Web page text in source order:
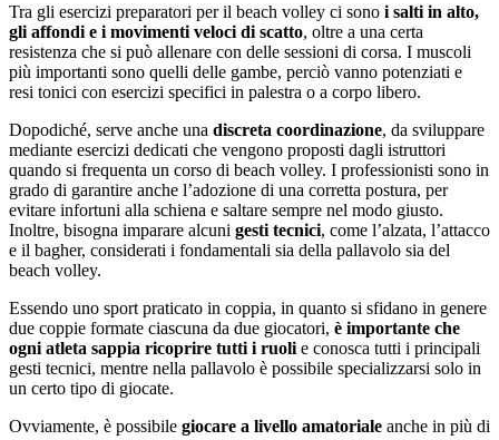
Tra gli esercizi preparatori per il beach volley ci sono i salti in alto,
gli affondi e i movimenti veloci di scatto, oltre a una certa
resistenza che si può allenare con delle sessioni di corsa. I muscoli
più importanti sono quelli delle gambe, perciò vanno potenziati e
resi tonici con esercizi specifici in palestra o a corpo libero.
Dopodiché, serve anche una discreta coordinazione, da sviluppare
mediante esercizi dedicati che vengono proposti dagli istruttori
quando si frequenta un corso di beach volley. I professionisti sono in
grado di garantire anche l’adozione di una corretta postura, per
evitare infortuni alla schiena e saltare sempre nel modo giusto.
Inoltre, bisogna imparare alcuni gesti tecnici, come l’alzata, l’attacco
e il bagher, considerati i fondamentali sia della pallavolo sia del
beach volley.
Essendo uno sport praticato in coppia, in quanto si sfidano in genere
due coppie formate ciascuna da due giocatori, è importante che
ogni atleta sappia ricoprire tutti i ruoli e conosca tutti i principali
gesti tecnici, mentre nella pallavolo è possibile specializzarsi solo in
un certo tipo di giocate.
Ovviamente, è possibile giocare a livello amatoriale anche in più di